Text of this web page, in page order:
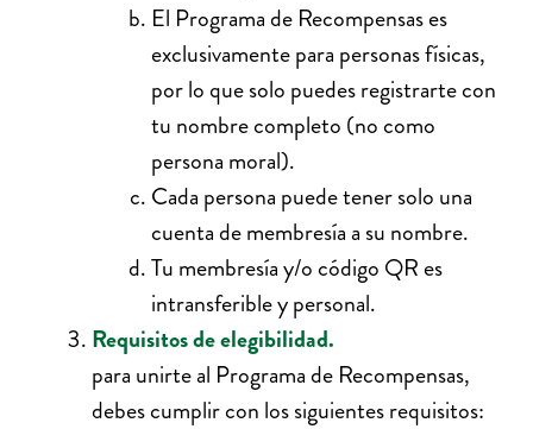
El Programa de Recompensas es
exclusivamente para personas físicas,
por lo que solo puedes registrarte con
tu nombre completo (no como
persona moral).
Cada persona puede tener solo una
cuenta de membresía a su nombre.
Tu membresía y/o código QR es
intransferible y personal.
Requisitos de elegibilidad.
para unirte al Programa de Recompensas,
debes cumplir con los siguientes requisitos: